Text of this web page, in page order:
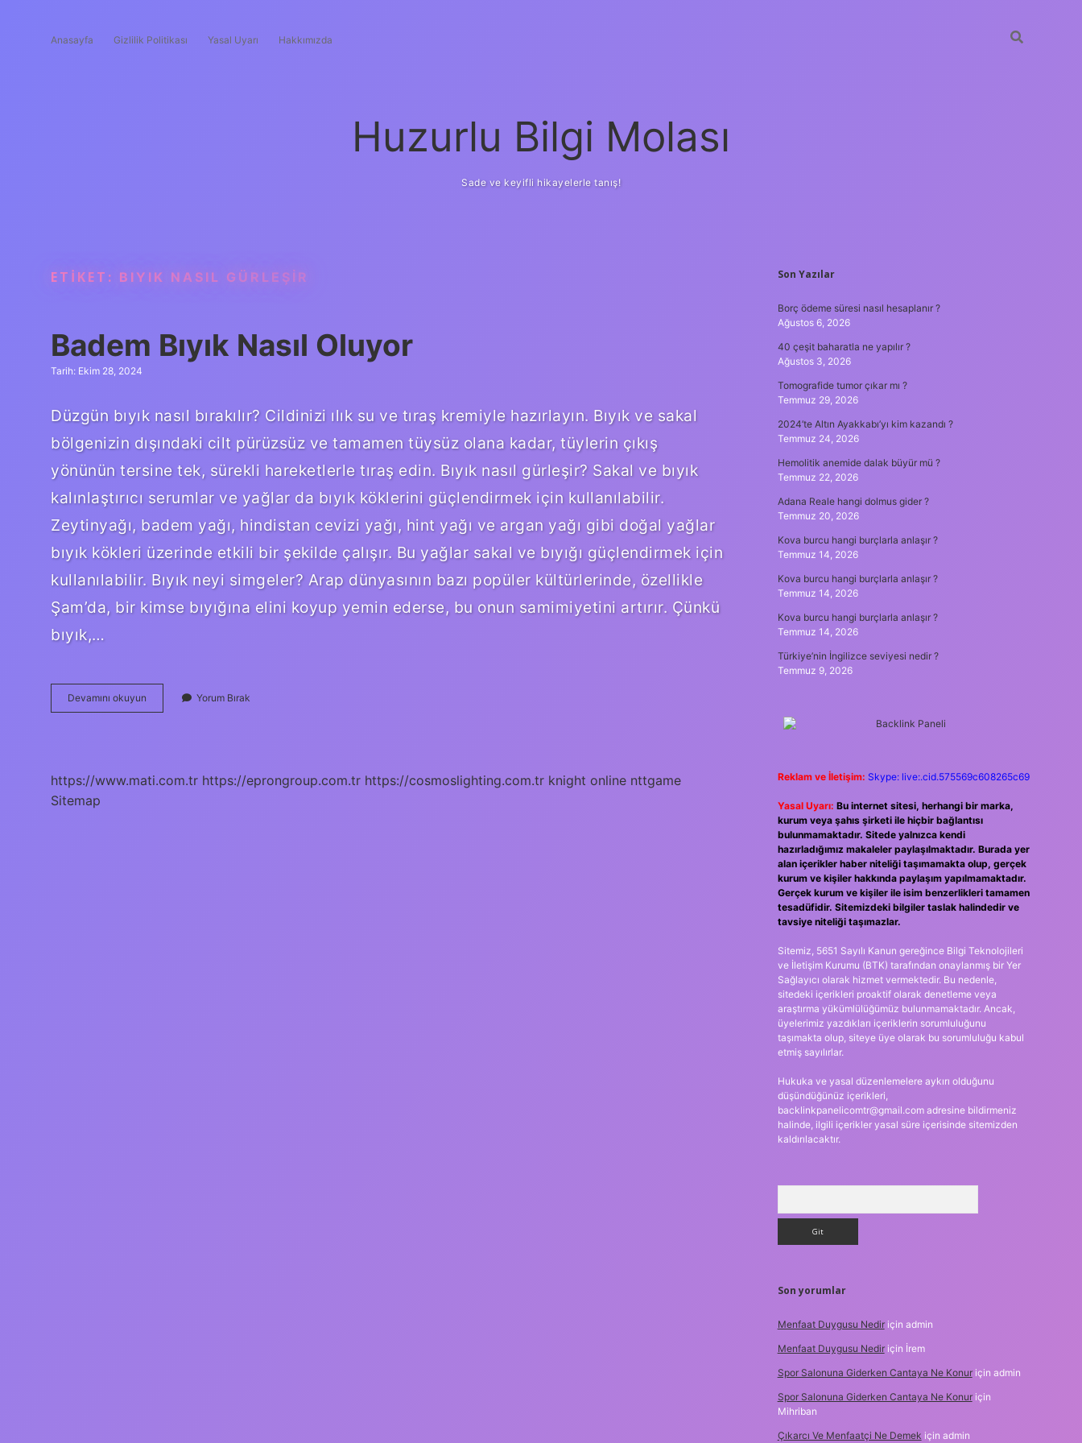
Anasayfa Gizlilik Politikası Yasal Uyarı Hakkımızda
Huzurlu Bilgi Molası
Sade ve keyifli hikayelerle tanış!
ETIKET: BIYIK NASIL GÜRLEŞIR
Badem Bıyık Nasıl Oluyor
Tarih: Ekim 28, 2024
Düzgün bıyık nasıl bırakılır? Cildinizi ılık su ve tıraş kremiyle hazırlayın. Bıyık ve sakal
bölgenizin dışındaki cilt pürüzsüz ve tamamen tüysüz olana kadar, tüylerin çıkış
yönünün tersine tek, sürekli hareketlerle tıraş edin. Bıyık nasıl gürleşir? Sakal ve bıyık
kalınlaştırıcı serumlar ve yağlar da bıyık köklerini güçlendirmek için kullanılabilir.
Zeytinyağı, badem yağı, hindistan cevizi yağı, hint yağı ve argan yağı gibi doğal yağlar
bıyık kökleri üzerinde etkili bir şekilde çalışır. Bu yağlar sakal ve bıyığı güçlendirmek için
kullanılabilir. Bıyık neyi simgeler? Arap dünyasının bazı popüler kültürlerinde, özellikle
Şam’da, bir kimse bıyığına elini koyup yemin ederse, bu onun samimiyetini artırır. Çünkü
bıyık,…
Devamını okuyun
Bıyık
Yorum Bırak
https://www.mati.com.tr https://eprongroup.com.tr https://cosmoslighting.com.tr knight online nttgame
Sitemap
SIDEBAR
Son Yazılar
Borç ödeme süresi nasıl hesaplanır ?
Ağustos 6, 2026
40 çeşit baharatla ne yapılır ?
Ağustos 3, 2026
Tomografide tumor çıkar mı ?
Temmuz 29, 2026
2024’te Altın Ayakkabı’yı kim kazandı ?
Temmuz 24, 2026
Hemolitik anemide dalak büyür mü ?
Temmuz 22, 2026
Adana Reale hangi dolmus gider ?
Temmuz 20, 2026
Kova burcu hangi burçlarla anlaşır ?
Temmuz 14, 2026
Kova burcu hangi burçlarla anlaşır ?
Temmuz 14, 2026
Kova burcu hangi burçlarla anlaşır ?
Temmuz 14, 2026
Türkiye’nin İngilizce seviyesi nedir ?
Temmuz 9, 2026
Reklam ve İletişim: Skype: live:.cid.575569c608265c69
Yasal Uyarı: Bu internet sitesi, herhangi bir marka,
kurum veya şahıs şirketi ile hiçbir bağlantısı
bulunmamaktadır. Sitede yalnızca kendi
hazırladığımız makaleler paylaşılmaktadır. Burada yer
alan içerikler haber niteliği taşımamakta olup, gerçek
kurum ve kişiler hakkında paylaşım yapılmamaktadır.
Gerçek kurum ve kişiler ile isim benzerlikleri tamamen
tesadüfidir. Sitemizdeki bilgiler taslak halindedir ve
tavsiye niteliği taşımazlar.
Sitemiz, 5651 Sayılı Kanun gereğince Bilgi Teknolojileri
ve İletişim Kurumu (BTK) tarafından onaylanmış bir Yer
Sağlayıcı olarak hizmet vermektedir. Bu nedenle,
sitedeki içerikleri proaktif olarak denetleme veya
araştırma yükümlülüğümüz bulunmamaktadır. Ancak,
üyelerimiz yazdıkları içeriklerin sorumluluğunu
taşımakta olup, siteye üye olarak bu sorumluluğu kabul
etmiş sayılırlar.
Hukuka ve yasal düzenlemelere aykırı olduğunu
düşündüğünüz içerikleri,
backlinkpanelicomtr@gmail.comadresine bildirmeniz
halinde, ilgili içerikler yasal süre içerisinde sitemizden
kaldırılacaktır.
Son yorumlar
Menfaat Duygusu Nediriçin admin
Menfaat Duygusu Nediriçin İrem
Spor Salonuna Giderken Cantaya Ne Konuriçin admin
Spor Salonuna Giderken Cantaya Ne Konuriçin
Mihriban
Çıkarcı Ve Menfaatçi Ne Demek için admin